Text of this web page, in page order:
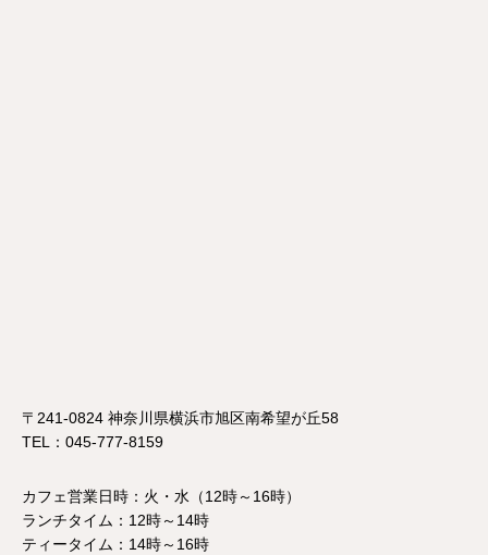
〒241-0824 神奈川県横浜市旭区南希望が丘58
TEL：045-777-8159
カフェ営業日時：火・水（12時～16時）
ランチタイム：12時～14時
ティータイム：14時～16時